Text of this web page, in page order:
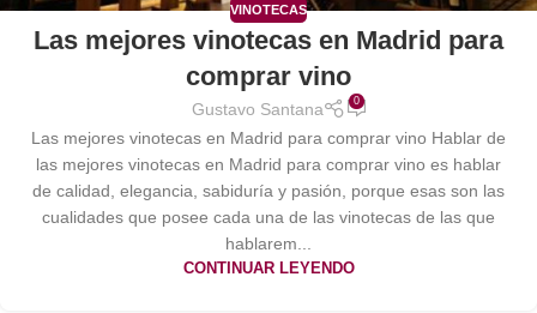
VINOTECAS
Las mejores vinotecas en Madrid para
comprar vino
Gustavo Santana 0
Las mejores vinotecas en Madrid para comprar vino Hablar de
las mejores vinotecas en Madrid para comprar vino es hablar
de calidad, elegancia, sabiduría y pasión, porque esas son las
cualidades que posee cada una de las vinotecas de las que
hablarem...
CONTINUAR LEYENDO